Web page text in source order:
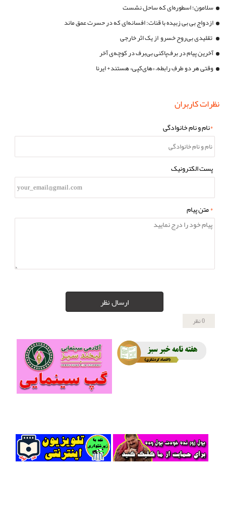
سلامون؛ اسطوره‌ای که ساحل نشست
ازدواج بی بی زبیده با قنات: افسانه‌ای که در حسرت عمق ماند
تقلیدی بی‌روح خسرو از یک اثر خارجی
آخرین پیام در برف‌پاکنی بی‌برف در کوچه‌ی آخر
وقتی هر دو طرفِ رابطه، «های‌کپی» هستند+ ایرنا
نظرات کاربران
*نام و نام خانوادگی
پست الکترونیک
*متن پیام
ارسال نظر
0 نظر